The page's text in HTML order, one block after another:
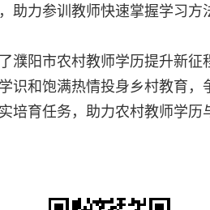
力参训教师快速掌握学习方
濮阳市农村教师学历提升新
识和饱满热情投身乡村教育
培育任务，助力农村教师学